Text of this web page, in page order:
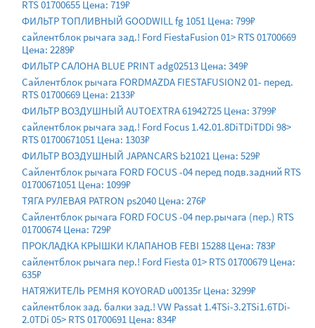
RTS 01700655 Цена: 719₽
ФИЛЬТР ТОПЛИВНЫЙ GOODWILL fg 1051 Цена: 799₽
сайлентблок рычага зад.! Ford FiestaFusion 01> RTS 01700669
Цена: 2289₽
ФИЛЬТР САЛОНА BLUE PRINT adg02513 Цена: 349₽
Сайлентблок рычага FORDMAZDA FIESTAFUSION2 01- перед.
RTS 01700669 Цена: 2133₽
ФИЛЬТР ВОЗДУШНЫЙ AUTOEXTRA 61942725 Цена: 3799₽
сайлентблок рычага зад.! Ford Focus 1.42.01.8DiTDiTDDi 98>
RTS 01700671051 Цена: 1303₽
ФИЛЬТР ВОЗДУШНЫЙ JAPANCARS b21021 Цена: 529₽
Сайлентблок рычага FORD FOCUS -04 перед подв.задний RTS
01700671051 Цена: 1099₽
ТЯГА РУЛЕВАЯ PATRON ps2040 Цена: 276₽
Сайлентблок рычага FORD FOCUS -04 пер.рычага (пер.) RTS
01700674 Цена: 729₽
ПРОКЛАДКА КРЫШКИ КЛАПАНОВ FEBI 15288 Цена: 783₽
сайлентблок рычага пер.! Ford Fiesta 01> RTS 01700679 Цена:
635₽
НАТЯЖИТЕЛЬ РЕМНЯ KOYORAD u00135r Цена: 3299₽
сайлентблок зад. балки зад.! VW Passat 1.4TSi-3.2TSi1.6TDi-
2.0TDi 05> RTS 01700691 Цена: 834₽